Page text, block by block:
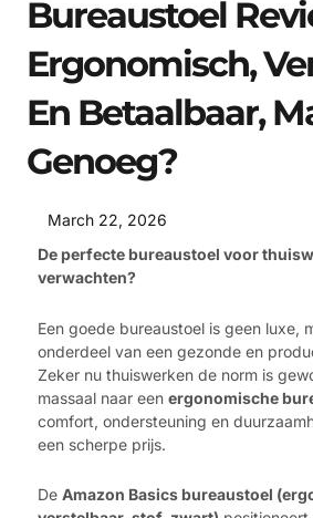
Bureaustoel
Ergonomisch,
En Betaalbaar,
Genoeg?
March 22, 2026
De perfecte bureaustoel voor
verwachten?
Een goede bureaustoel is geen luxe,
onderdeel van een gezonde en
Zeker nu thuiswerken de norm is
massaal naar een ergonomische
comfort, ondersteuning en
een scherpe prijs.
De Amazon Basics bureaustoel